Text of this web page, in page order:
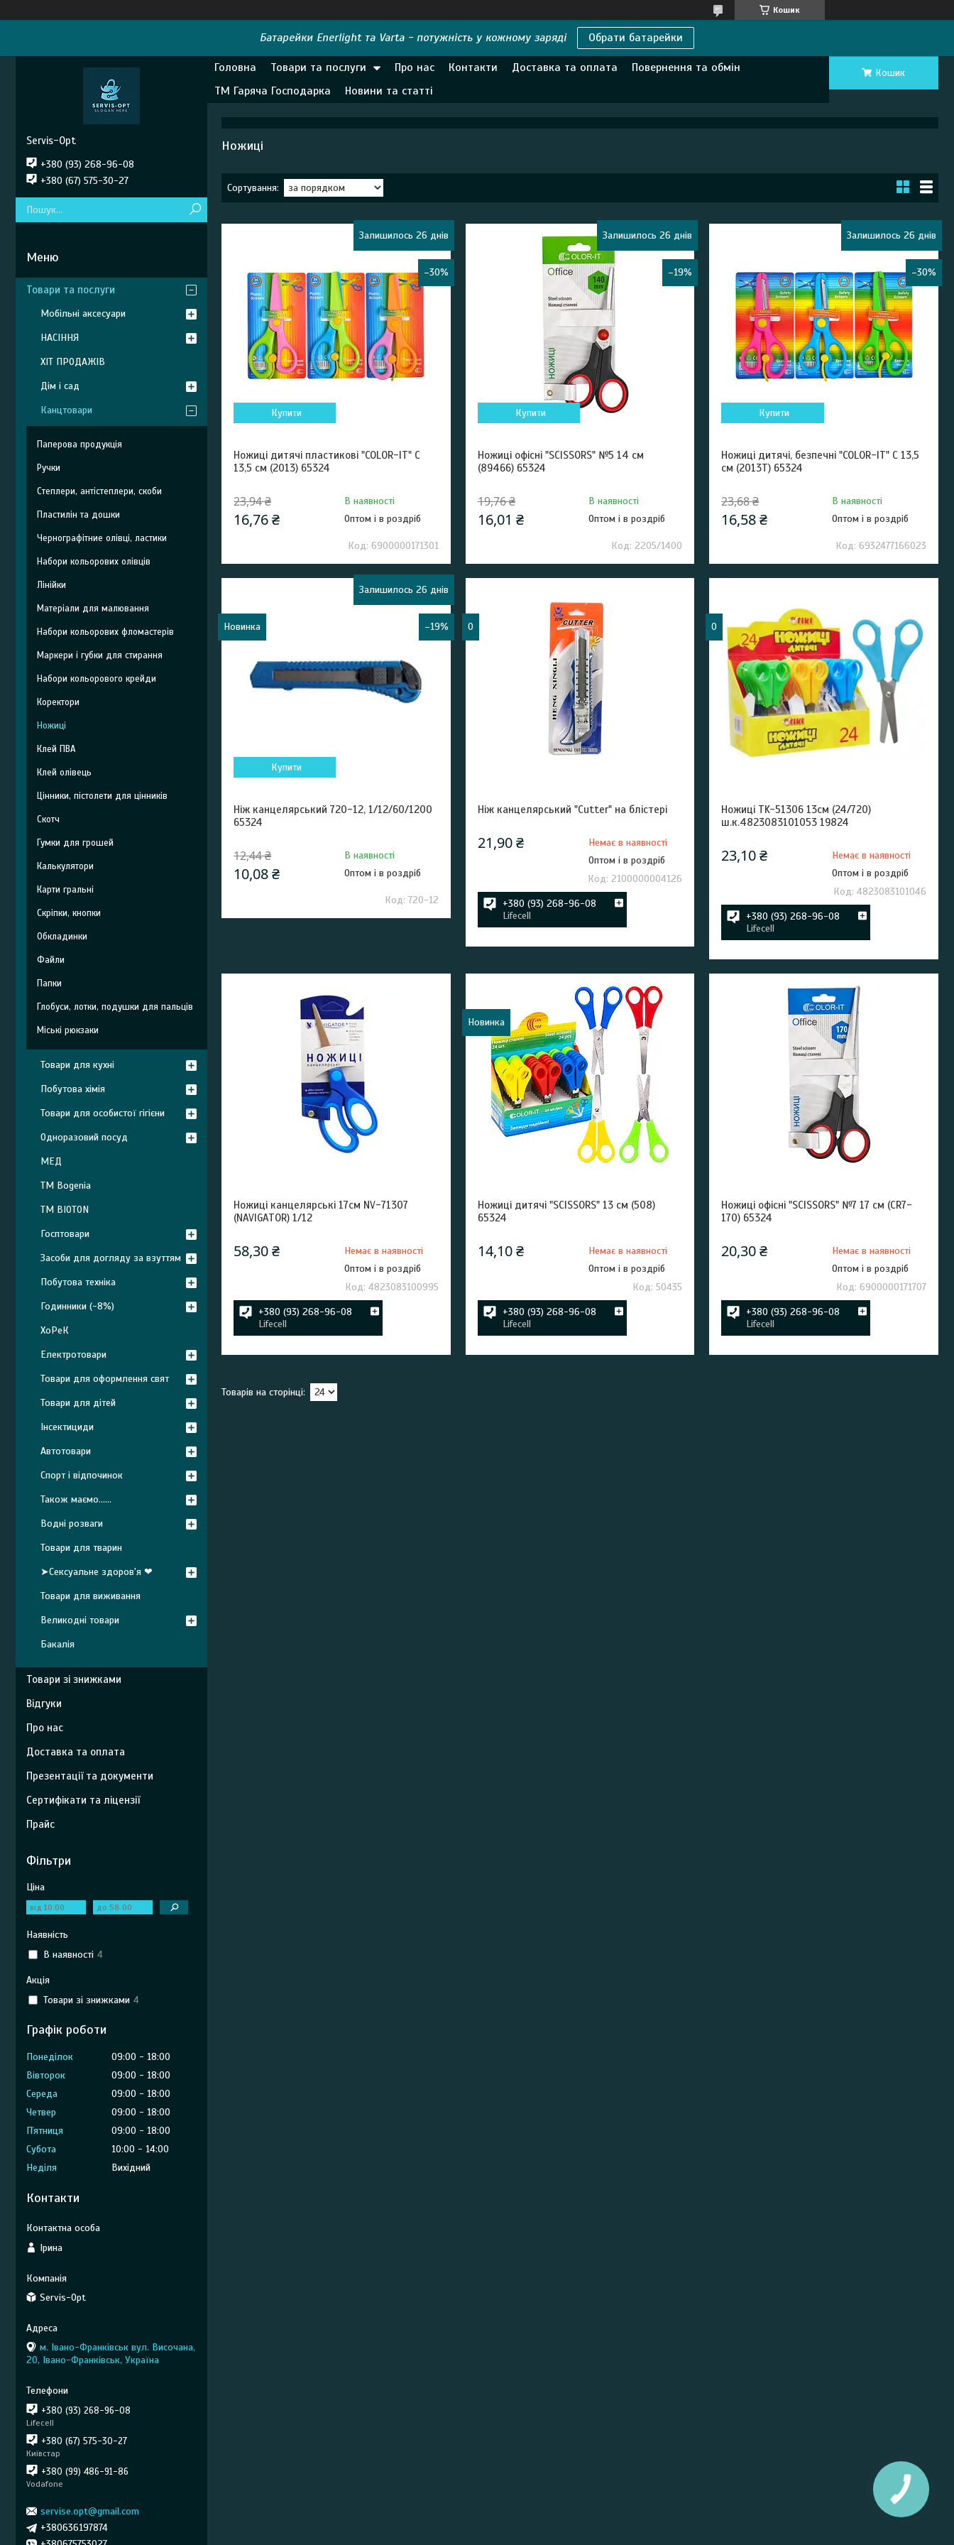
Кошик
Батарейки Enerlight та Varta - потужність у кожному заряді Обрати батарейки
Головна Товари та послуги Про нас Контакти Доставка та оплата
Повернення та обмін
ТМ Гаряча Господарка
Новини та статті
Кошик
Ножиці
–30%
Залишилось 26 днів
Купити
Ножиці дитячі пластикові "COLOR-IT" С
13,5 см (2013) 65324
23,94 ₴
16,76 ₴
В наявності
Оптом і в роздріб
6900000171301
–19%
Залишилось 26 днів
Купити
Ножиці офісні "SCISSORS" №5 14 см
(89466) 65324
19,76 ₴
16,01 ₴
В наявності
Оптом і в роздріб
2205/1400
–30%
Залишилось 26 днів
Купити
Ножиці дитячі, безпечні "COLOR-IT" С 13,5
см (2013T) 65324
23,68 ₴
16,58 ₴
В наявності
Оптом і в роздріб
6932477166023
Новинка –19%
Залишилось 26 днів
Купити
Ніж канцелярський 720-12, 1/12/60/1200
65324
12,44 ₴
10,08 ₴
В наявності
Оптом і в роздріб
720-12
0
Ніж канцелярський "Cutter" на блістері
21,90 ₴
Немає в наявності
Оптом і в роздріб
2100000004126
+380 (93) 268-96-08
Lifecell
0
Ножиці TK-51306 13см (24/720)
ш.к.4823083101053 19824
23,10 ₴
Немає в наявності
Оптом і в роздріб
4823083101046
+380 (93) 268-96-08
Lifecell
Ножиці канцелярські 17см NV-71307
(NAVIGATOR) 1/12
58,30 ₴
Немає в наявності
Оптом і в роздріб
4823083100995
+380 (93) 268-96-08
Lifecell
Новинка
Ножиці дитячі "SCISSORS" 13 см (508)
65324
14,10 ₴
Немає в наявності
Оптом і в роздріб
50435
+380 (93) 268-96-08
Lifecell
Ножиці офісні "SCISSORS" №7 17 см (CR7-
170) 65324
20,30 ₴
Немає в наявності
Оптом і в роздріб
6900000171707
+380 (93) 268-96-08
Lifecell
Servis-Opt
+380 (93) 268-96-08
+380 (67) 575-30-27
Товари та послуги
Мобільні аксесуари
НАСІННЯ
ХІТ ПРОДАЖІВ
Дім і сад
Канцтовари
Паперова продукція
Ручки
Степлери, антістеплери, скоби
Пластилін та дошки
Чернографітние олівці, ластики
Набори кольорових олівців
Лінійки
Матеріали для малювання
Набори кольорових фломастерів
Маркери і губки для стирання
Набори кольорового крейди
Коректори
Ножиці
Клей ПВА
Клей олівець
Цінники, пістолети для цінників
Скотч
Гумки для грошей
Калькулятори
Карти гральні
Скріпки, кнопки
Обкладинки
Файли
Папки
Глобуси, лотки, подушки для пальців
Міські рюкзаки
Товари для кухні
Побутова хімія
Товари для особистої гігієни
Одноразовий посуд
МЕД
ТМ Bogenia
ТМ BIOTON
Госптовари
Засоби для догляду за взуттям
Побутова техніка
Годинники (-8%)
ХоРеК
Електротовари
Товари для оформлення свят
Товари для дітей
Інсектициди
Автотовари
Спорт і відпочинок
Також маємо......
Водні розваги
Товари для тварин
➤Сексуальне здоров'я ❤
Товари для виживання
Великодні товари
Бакалія
Товари зі знижками
Відгуки
Про нас
Доставка та оплата
Презентації та документи
Сертифікати та ліцензії
Прайс
Фільтри
Ціна
Наявність
В наявності 4
Акція
Товари зі знижками 4
Графік роботи
Понеділок 09:00
18:00
Вівторок
09:00
18:00
Середа
09:00
18:00
Четвер
09:00
18:00
Пʼятниця
09:00
18:00
Субота
10:00
14:00
Неділя
Вихідний
Контакти
Ірина
Servis-Opt
м. Івано-Франківськ вул. Височана,
20, Івано-Франківськ, Україна
+380 (93) 268-96-08
Lifecell
+380 (67) 575-30-27
Київстар
+380 (99) 486-91-86
Vodafone
servise.opt@gmail.com
+380636197874